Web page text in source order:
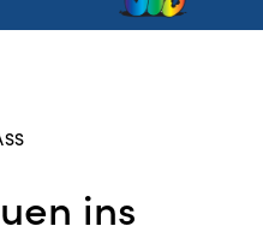
ins